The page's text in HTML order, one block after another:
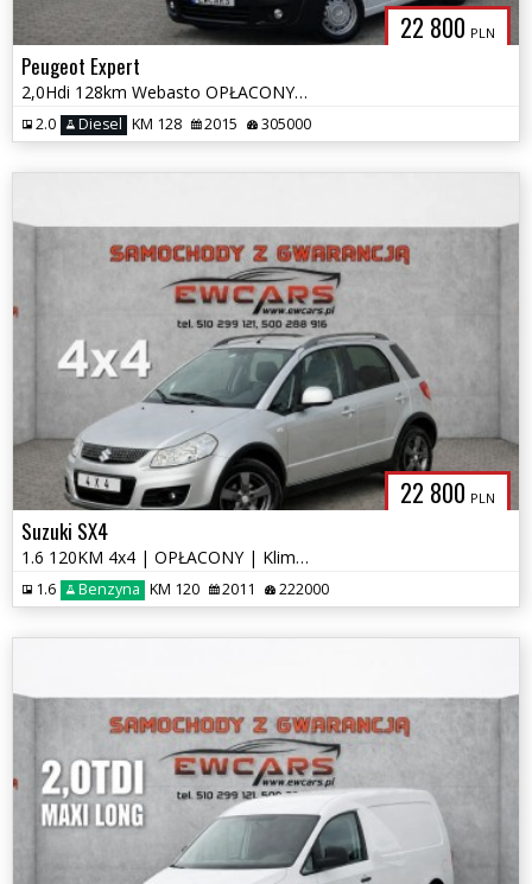
22 800 PLN
Peugeot Expert
2,0Hdi 128km Webasto OPŁACONY Klima HAK 1 WŁAŚCICIEL
2.0 Diesel KM 128 2015 305000
22 800 PLN
Suzuki SX4
1.6 120KM 4x4 | OPŁACONY | Klimatronic | 2 Komplety Kół
1.6 Benzyna KM 120 2011 222000